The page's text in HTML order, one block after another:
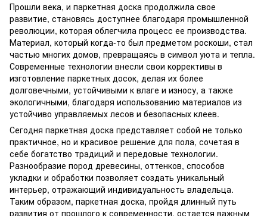
Прошли века, и паркетная доска продолжила свое
развитие, становясь доступнее благодаря промышленной
революции, которая облегчила процесс ее производства.
Материал, который когда-то был предметом роскоши, стал
частью многих домов, превращаясь в символ уюта и тепла.
Современные технологии внесли свои коррективы в
изготовление паркетных досок, делая их более
долговечными, устойчивыми к влаге и износу, а также
экологичными, благодаря использованию материалов из
устойчиво управляемых лесов и безопасных клеев.
Сегодня паркетная доска представляет собой не только
практичное, но и красивое решение для пола, сочетая в
себе богатство традиций и передовые технологии.
Разнообразие пород древесины, оттенков, способов
укладки и обработки позволяет создать уникальный
интерьер, отражающий индивидуальность владельца.
Таким образом, паркетная доска, пройдя длинный путь
развития от прошлого к современности, остается важным